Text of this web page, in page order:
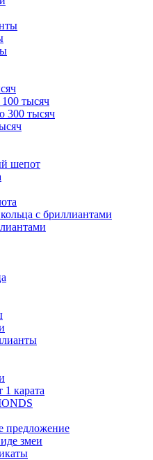
тысяч
300 тысяч
шепот
с бриллиантами
карата
предложение
змеи